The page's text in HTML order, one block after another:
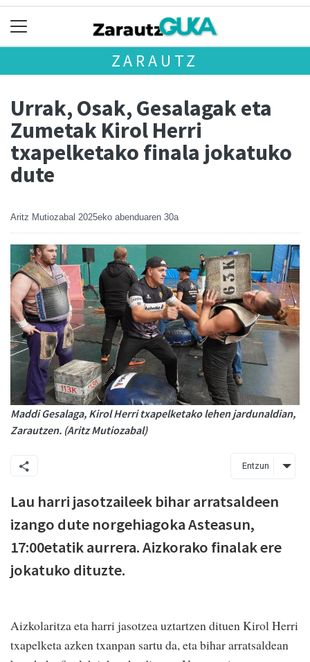
ZARAUTZ
Urrak, Osak, Gesalagak eta
Zumetak Kirol Herri
txapelketako finala jokatuko
dute
Aritz Mutiozabal 2025eko abenduaren 30a
Maddi Gesalaga, Kirol Herri txapelketako lehen jardunaldian,
Zarautzen. (Aritz Mutiozabal)
Entzun
Lau harri jasotzaileek bihar arratsaldeen
izango dute norgehiagoka Asteasun,
17:00etatik aurrera. Aizkorako finalak ere
jokatuko dituzte.
Aizkolaritza eta harri jasotzea uztartzen dituen Kirol Herri
txapelketa azken txanpan sartu da, eta bihar arratsaldean